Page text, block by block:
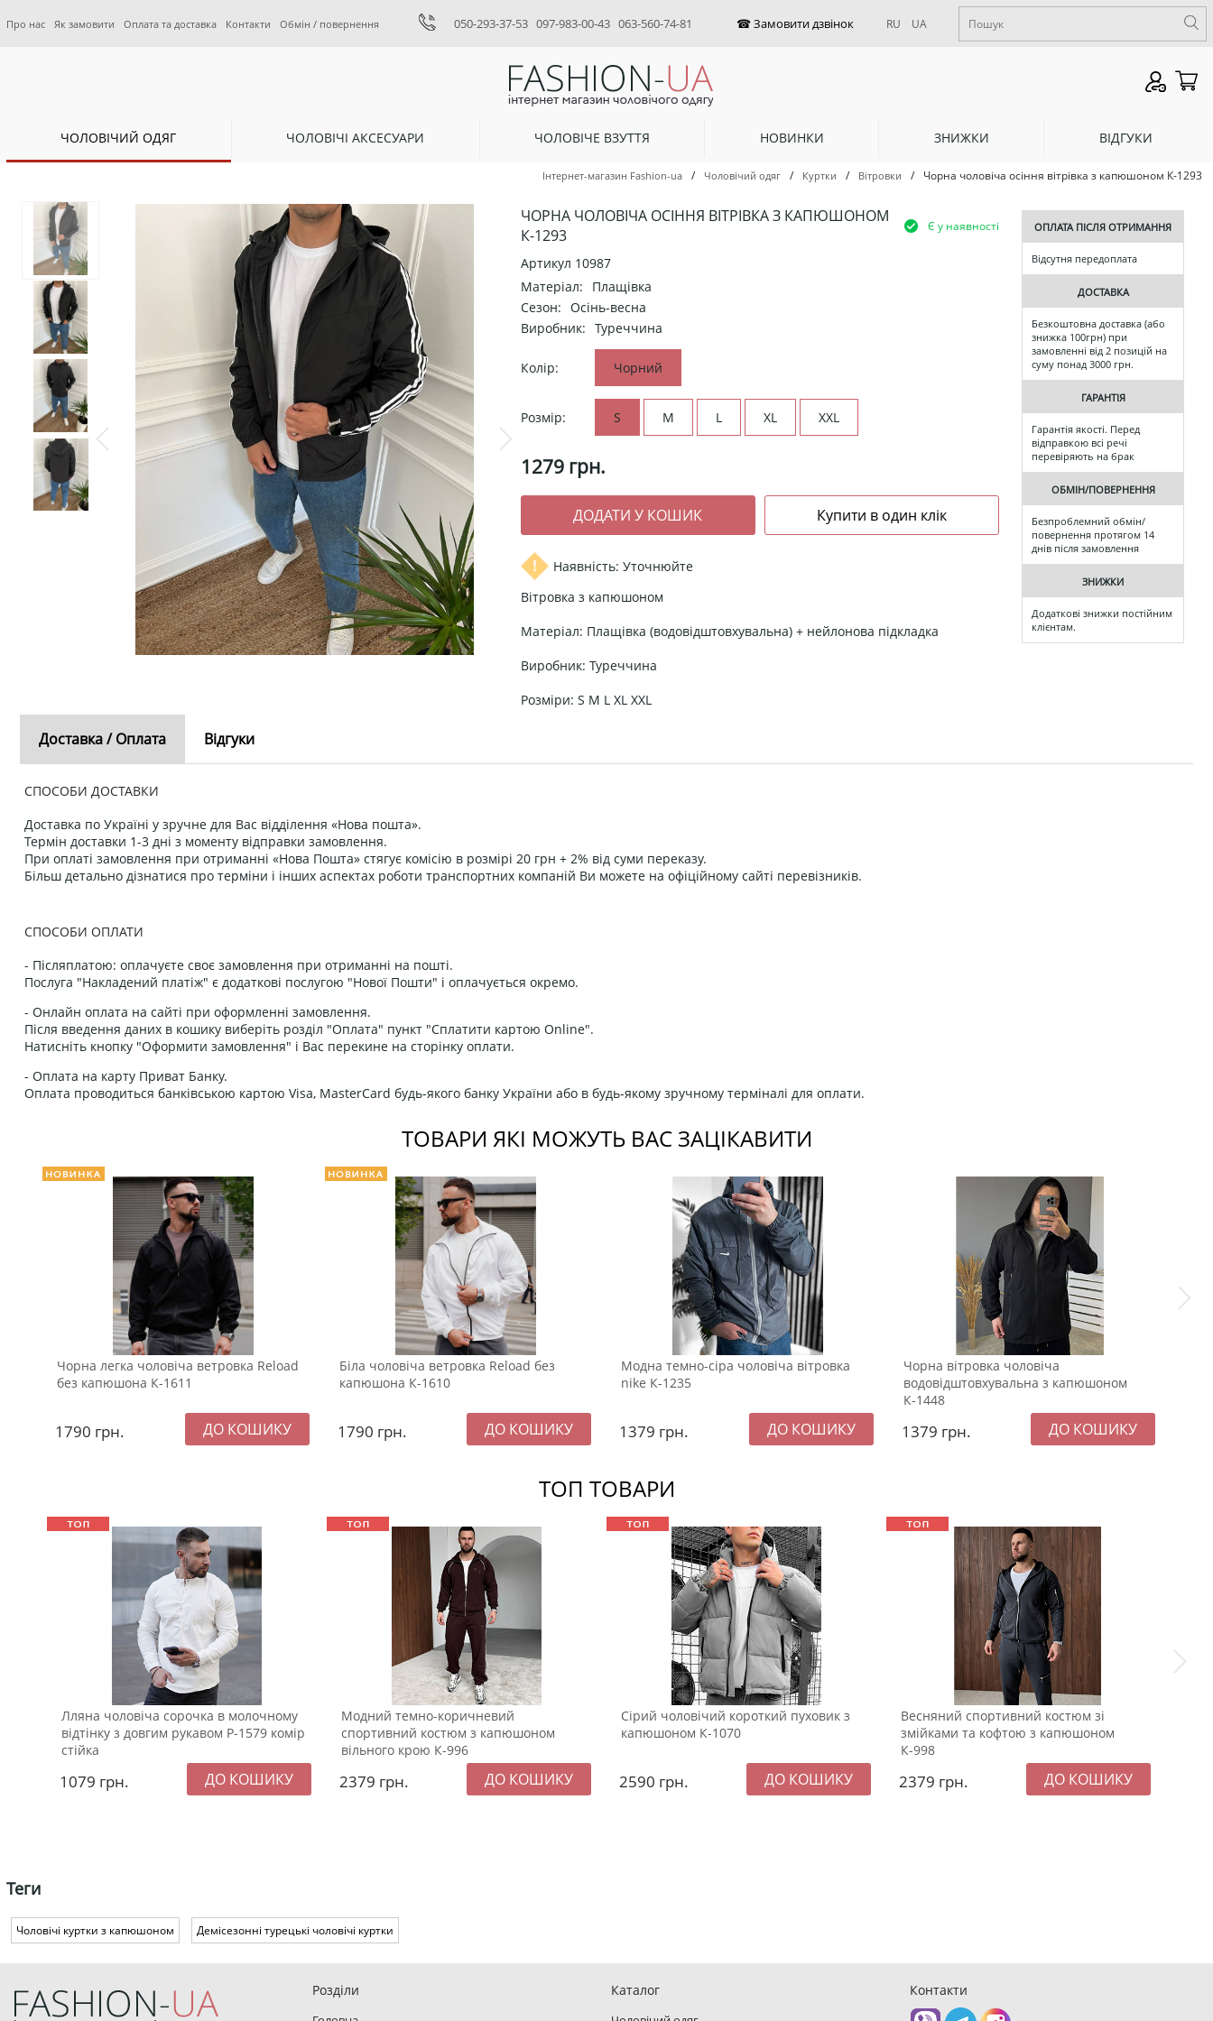
Про нас Як замовити Оплата та доставка Контакти Обмін / повернення 050-293-37-53 097-983-00-43 063-560-74-81 RU UA
ЧОЛОВІЧИЙ ОДЯГ ЧОЛОВІЧІ АКСЕСУАРИ ЧОЛОВІЧЕ ВЗУТТЯ НОВИНКИ ЗНИЖКИ ВІДГУКИ
Інтернет-магазин Fashion-ua / Чоловічий одяг / Куртки / Вітровки / Чорна чоловіча осіння вітрівка з капюшоном К-1293
ЧОРНА ЧОЛОВІЧА ОСІННЯ ВІТРІВКА З КАПЮШОНОМ
К-1293
Є у наявності
Артикул 10987
Матеріал:
Плащівка
Сезон: Осінь-весна
Виробник: Туреччина
Колір: Чорний
Розмір: S M L XL XXL
1279 грн.
Наявність: Уточнюйте
Вітровка з капюшоном
Матеріал: Плащівка (водовідштовхувальна) + нейлонова підкладка
Виробник: Туреччина
Розміри: S M L XL XXL
ОПЛАТА ПІСЛЯ ОТРИМАННЯ
Відсутня передоплата
ДОСТАВКА
Безкоштовна доставка (або
знижка 100грн) при
замовленні від 2 позицій на
суму понад 3000 грн.
ГАРАНТІЯ
Гарантія якості. Перед
відправкою всі речі
перевіряють на брак
ОБМІН/ПОВЕРНЕННЯ
Безпроблемний обмін/
повернення протягом 14
днів після замовлення
ЗНИЖКИ
Додаткові знижки постійним
клієнтам.
Доставка / Оплата Відгуки
СПОСОБИ ДОСТАВКИ
Доставка по Україні у зручне для Вас відділення «Нова пошта».
Термін доставки 1-3 дні з моменту відправки замовлення.
При оплаті замовлення при отриманні «Нова Пошта» стягує комісію в розмірі 20 грн + 2% від суми переказу.
Більш детально дізнатися про терміни і інших аспектах роботи транспортних компаній Ви можете на офіційному сайті перевізників.
СПОСОБИ ОПЛАТИ
- Післяплатою: оплачуєте своє замовлення при отриманні на пошті.
Послуга "Накладений платіж" є додаткові послугою "Нової Пошти" і оплачується окремо.
- Онлайн оплата на сайті при оформленні замовлення.
Після введення даних в кошику виберіть розділ "Оплата" пункт "Сплатити картою Online".
Натисніть кнопку "Оформити замовлення" і Вас перекине на сторінку оплати.
- Оплата на карту Приват Банку.
Оплата проводиться банківською картою Visa, MasterCard будь-якого банку України або в будь-якому зручному терміналі для оплати.
ТОВАРИ ЯКІ МОЖУТЬ ВАС ЗАЦІКАВИТИ
Чорна легка чоловіча ветровка Reload
без капюшона К-1611
1790 грн.
Біла чоловіча ветровка Reload без
капюшона К-1610
1790 грн.
Модна темно-сіра чоловіча вітровка
nike К-1235
1379 грн.
Чорна вітровка чоловіча
водовідштовхувальна з капюшоном
К-1448
1379 грн.
ТОП ТОВАРИ
Лляна чоловіча сорочка в молочному
відтінку з довгим рукавом Р-1579 комір
стійка
1079 грн.
Модний темно-коричневий
спортивний костюм з капюшоном
вільного крою К-996
2379 грн.
Сірий чоловічий короткий пуховик з
капюшоном К-1070
2590 грн.
Весняний спортивний костюм зі
змійками та кофтою з капюшоном
К-998
2379 грн.
Теги
Чоловічі куртки з капюшоном Демісезонні турецькі чоловічі куртки
Розділи Каталог Контакти